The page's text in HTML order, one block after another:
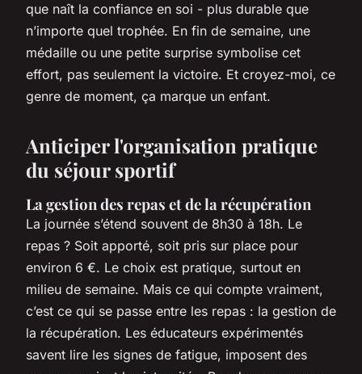
que naît la confiance en soi - plus durable que
n’importe quel trophée. En fin de semaine, une
médaille ou une petite surprise symbolise cet
effort, pas seulement la victoire. Et croyez-moi, ce
genre de moment, ça marque un enfant.
Anticiper l'organisation pratique
du séjour sportif
La gestion des repas et de la récupération
La journée s’étend souvent de 8h30 à 18h. Le
repas ? Soit apporté, soit pris sur place pour
environ 6 €. Le choix est pratique, surtout en
milieu de semaine. Mais ce qui compte vraiment,
c’est ce qui se passe entre les repas : la gestion de
la récupération. Les éducateurs expérimentés
savent lire les signes de fatigue, imposent des